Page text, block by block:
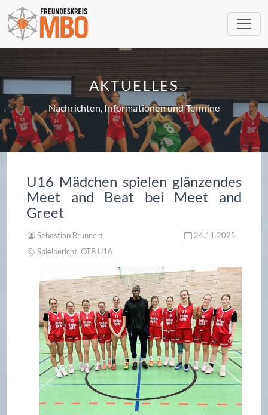
AKTUELLES
Nachrichten, Informationen und Termine
U16 Mädchen spielen glänzendes
Meet and Beat bei Meet and
Greet
Sebastian Brunnert
24.11.2025
Spielbericht, OTB U16